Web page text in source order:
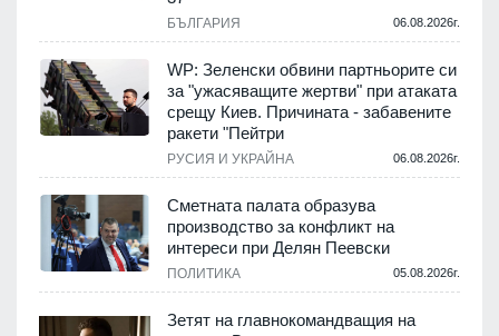
БЪЛГАРИЯ 06.08.2026г.
WP: Зеленски обвини партньорите си
за "ужасяващите жертви" при атаката
срещу Киев. Причината - забавените
ракети "Пейтри
РУСИЯ И УКРАЙНА 06.08.2026г.
Сметната палата образува
производство за конфликт на
интереси при Делян Пеевски
ПОЛИТИКА 05.08.2026г.
Зетят на главнокомандващия на